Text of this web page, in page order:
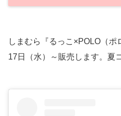
しまむら『るっこ×POLO（ポ
17日（水）～販売します。夏